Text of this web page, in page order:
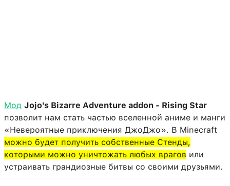
Мод Jojo's Bizarre Adventure addon - Rising Star
позволит нам стать частью вселенной аниме и манги
«Невероятные приключения ДжоДжо». В Minecraft
можно будет получить собственные Стенды,
которыми можно уничтожать любых врагов или
устраивать грандиозные битвы со своими друзьями.